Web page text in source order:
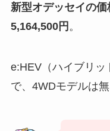
新型オデッセイの
5,164,500円 。
e:HEV（ハイブリッ
で、4WDモデルは無